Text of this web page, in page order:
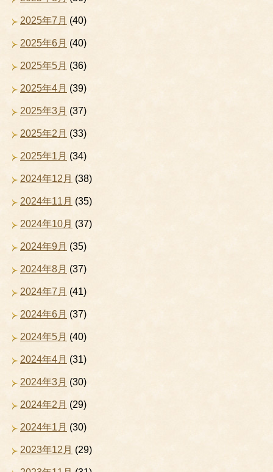
2025年7月 (40)
2025年6月 (40)
2025年5月 (36)
2025年4月 (39)
2025年3月 (37)
2025年2月 (33)
2025年1月 (34)
2024年12月 (38)
2024年11月 (35)
2024年10月 (37)
2024年9月 (35)
2024年8月 (37)
2024年7月 (41)
2024年6月 (37)
2024年5月 (40)
2024年4月 (31)
2024年3月 (30)
2024年2月 (29)
2024年1月 (30)
2023年12月 (29)